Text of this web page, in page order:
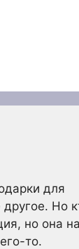
для
Но
но она
то.